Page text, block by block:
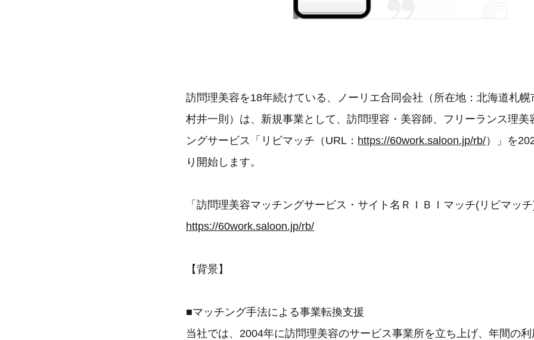
訪問理美容を18年続けている、ノーリエ合同会社（所在地：北海道札幌
村井一則）は、新規事業として、訪問理容・美容師、フリーランス理美
ングサービス「リビマッチ（URL： https://60work.saloon.jp/rb/）」を
り開始します。
「訪問理美容マッチングサービス・サイト名ＲＩＢＩマッチ(リビマッチ)
https://60work.saloon.jp/rb/
【背景】
■マッチング手法による事業転換支援
当社では、2004年に訪問理美容のサービス事業所を立ち上げ、年間の利